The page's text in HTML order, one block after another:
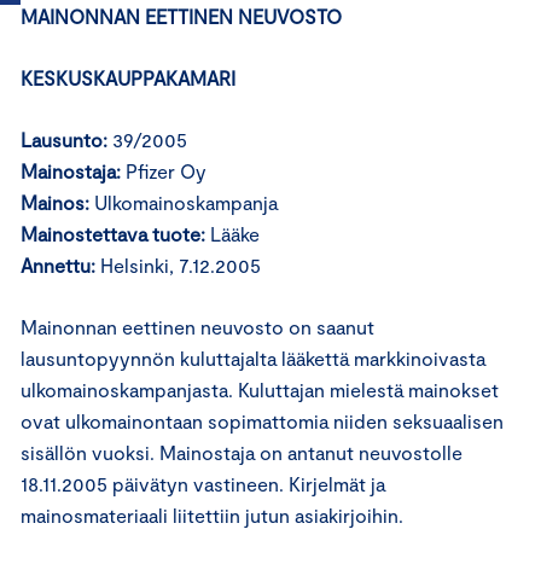
MAINONNAN EETTINEN NEUVOSTO
KESKUSKAUPPAKAMARI
Lausunto: 39/2005
Mainostaja: Pfizer Oy
Mainos: Ulkomainoskampanja
Mainostettava tuote: Lääke
Annettu: Helsinki, 7.12.2005
Mainonnan eettinen neuvosto on saanut
lausuntopyynnön kuluttajalta lääkettä markkinoivasta
ulkomainoskampanjasta. Kuluttajan mielestä mainokset
ovat ulkomainontaan sopimattomia niiden seksuaalisen
sisällön vuoksi. Mainostaja on antanut neuvostolle
18.11.2005 päivätyn vastineen. Kirjelmät ja
mainosmateriaali liitettiin jutun asiakirjoihin.